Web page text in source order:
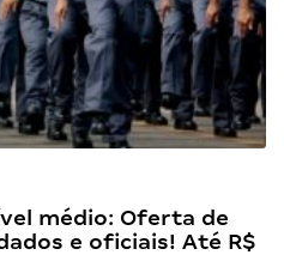
médio: Oferta de
e oficiais! Até R$